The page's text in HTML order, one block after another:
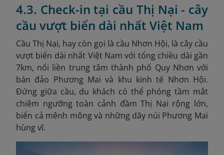
4.3. Check-in tại cầu Thị Nại - cây
cầu vượt biển dài nhất Việt Nam
Cầu Thị Nại, hay còn gọi là cầu Nhơn Hội, là cây cầu
vượt biển dài nhất Việt Nam với tổng chiều dài gần
7km, nối liền trung tâm thành phố Quy Nhơn với
bán đảo Phương Mai và khu kinh tế Nhơn Hội.
Đứng giữa cầu, du khách có thể phóng tầm mắt
chiêm ngưỡng toàn cảnh đầm Thị Nại rộng lớn,
biển cả mênh mông và những dãy núi Phương Mai
hùng vĩ.